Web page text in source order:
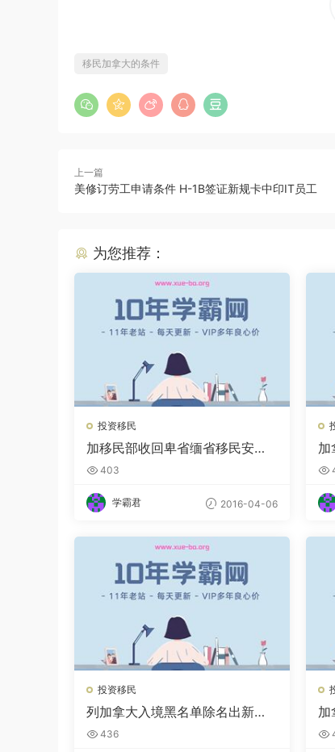
移民加拿大的条件
上一篇
美修订劳工申请条件 H-1B签证新规卡中印IT员工
为您推荐：
投资移民
加移民部收回卑省缅省移民安顿
管理权
403
学霸君 2016-04-06
加
文
投资移民
列加拿大入境黑名单除名出新规
不利英语欠佳者
436
加
工